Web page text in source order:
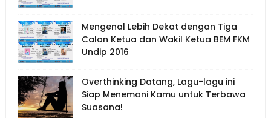
Mengenal Lebih Dekat dengan Tiga
Calon Ketua dan Wakil Ketua BEM FKM
Undip 2016
Overthinking Datang, Lagu-lagu ini
Siap Menemani Kamu untuk Terbawa
Suasana!